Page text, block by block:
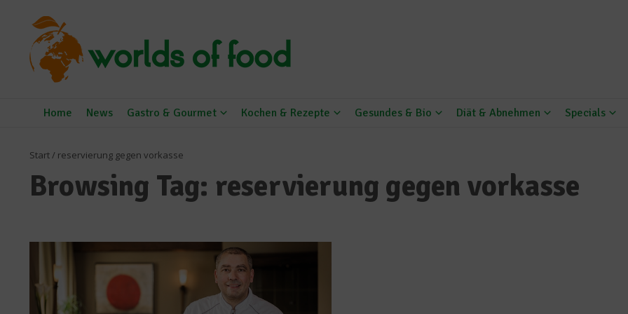
Home News Gastro & Gourmet Kochen & Rezepte Gesundes & Bio Diät & Abnehmen Specials
Start/ reservierung gegen vorkasse
Browsing Tag: reservierung gegen vorkasse